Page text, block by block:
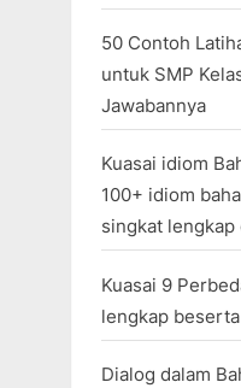
50 Contoh
untuk SMP
Jawabannya
Kuasai idiom
100+ idiom
singkat lengkap
Kuasai 9
lengkap
Dialog dalam